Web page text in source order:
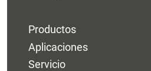
Productos
Aplicaciones
Servicio